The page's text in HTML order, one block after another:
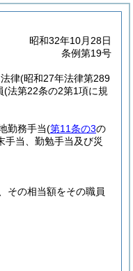
昭和32年10月28日
条例第19号
律(昭和27年法律第289
(法第22条の2第1項に規
勤務手当(第11条の3の
手当、勤勉手当及び災
その相当額をその職員